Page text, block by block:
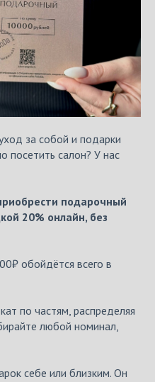
за собой и подарки
посетить салон? У нас
подарочный
20% онлайн, без
обойдётся всего в
по частям, распределяя
любой номинал,
себе или близким. Он